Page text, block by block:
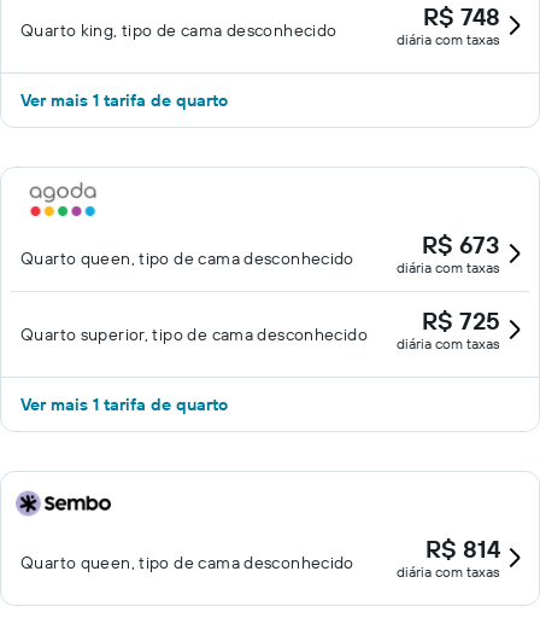
Quarto king, tipo de cama desconhecido R$ 748
diária com taxas
Ver mais 1 tarifa de quarto
Quarto queen, tipo de cama desconhecido R$ 673
diária com taxas
Quarto superior, tipo de cama desconhecido R$ 725
diária com taxas
Ver mais 1 tarifa de quarto
Quarto queen, tipo de cama desconhecido R$ 814
diária com taxas